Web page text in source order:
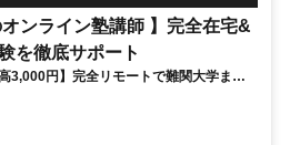
オンライン塾講師 】完全在宅&
を徹底サポート
3,000円】完全リモートで難関大学まで
の難関大学塾で塾講師をしませんか？